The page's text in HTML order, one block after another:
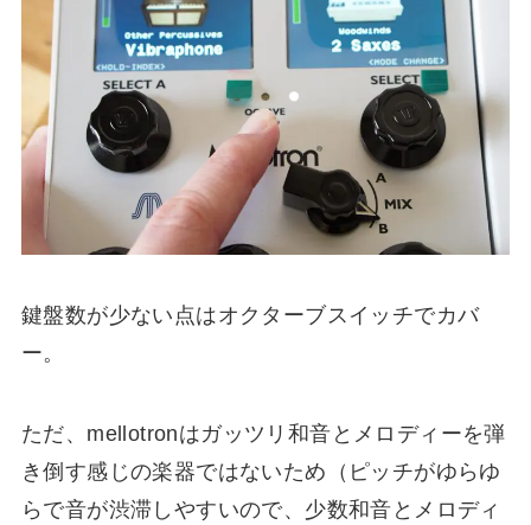
鍵盤数が少ない点はオクターブスイッチでカバ
ー。
ただ、mellotronはガッツリ和音とメロディーを弾
き倒す感じの楽器ではないため（ピッチがゆらゆ
らで音が渋滞しやすいので、少数和音とメロディ